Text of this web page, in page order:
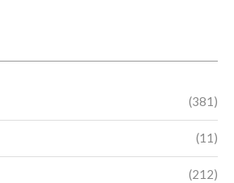
(381)
(11)
(212)